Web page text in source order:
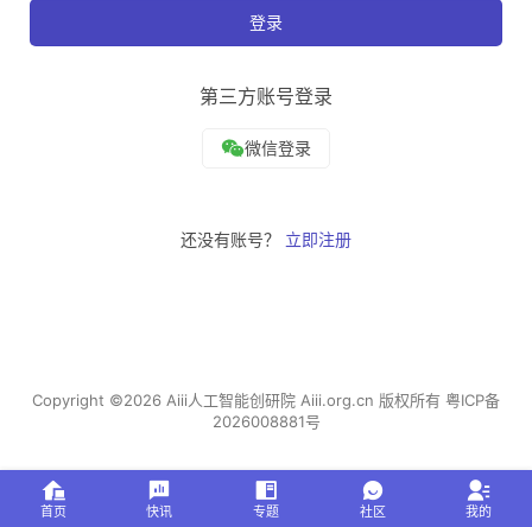
登录
第三方账号登录
还没有账号？ 立即注册
Copyright ©2026 Aiii人工智能创研院 Aiii.org.cn 版权所有 粤ICP备
2026008881号
首页 快讯 专题 社区 我的